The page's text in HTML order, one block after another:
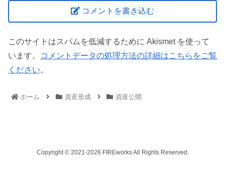
コメントを書き込む
このサイトはスパムを低減するために Akismet を使って
います。
コメントデータの処理方法の詳細はこちらをご覧
ください。
ホーム 資産形成 資産公開
Copyright © 2021-2026 FIREworks All Rights Reserved.